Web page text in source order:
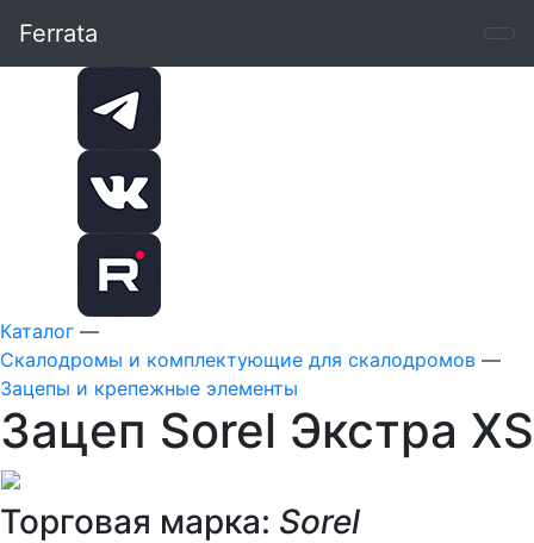
Ferrata
Каталог —
Скалодромы и комплектующие для скалодромов —
Зацепы и крепежные элементы
Зацеп Sorel Экстра XS
Торговая марка: Sorel